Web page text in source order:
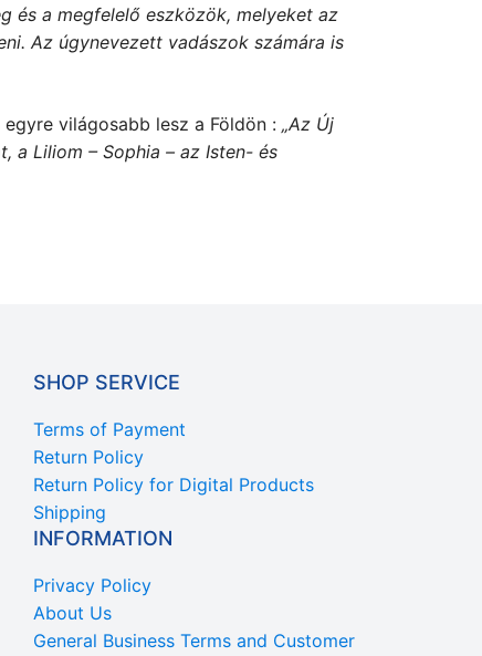
és a megfelelő eszközök, melyeket az
Az úgynevezett vadászok számára is
világosabb lesz a Földön : „Az Új
a Liliom – Sophia – az Isten- és
SHOP SERVICE
Terms of Payment
Return Policy
Return Policy for Digital Products
Shipping
INFORMATION
Privacy Policy
About Us
General Business Terms and Customer